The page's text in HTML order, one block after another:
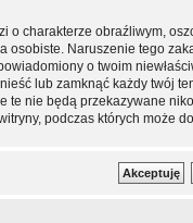
o charakterze obraźliwym,
osobiste. Naruszenie tego
o twoim
lub zamknąć każdy twój
te nie będą przekazywane
podczas których może